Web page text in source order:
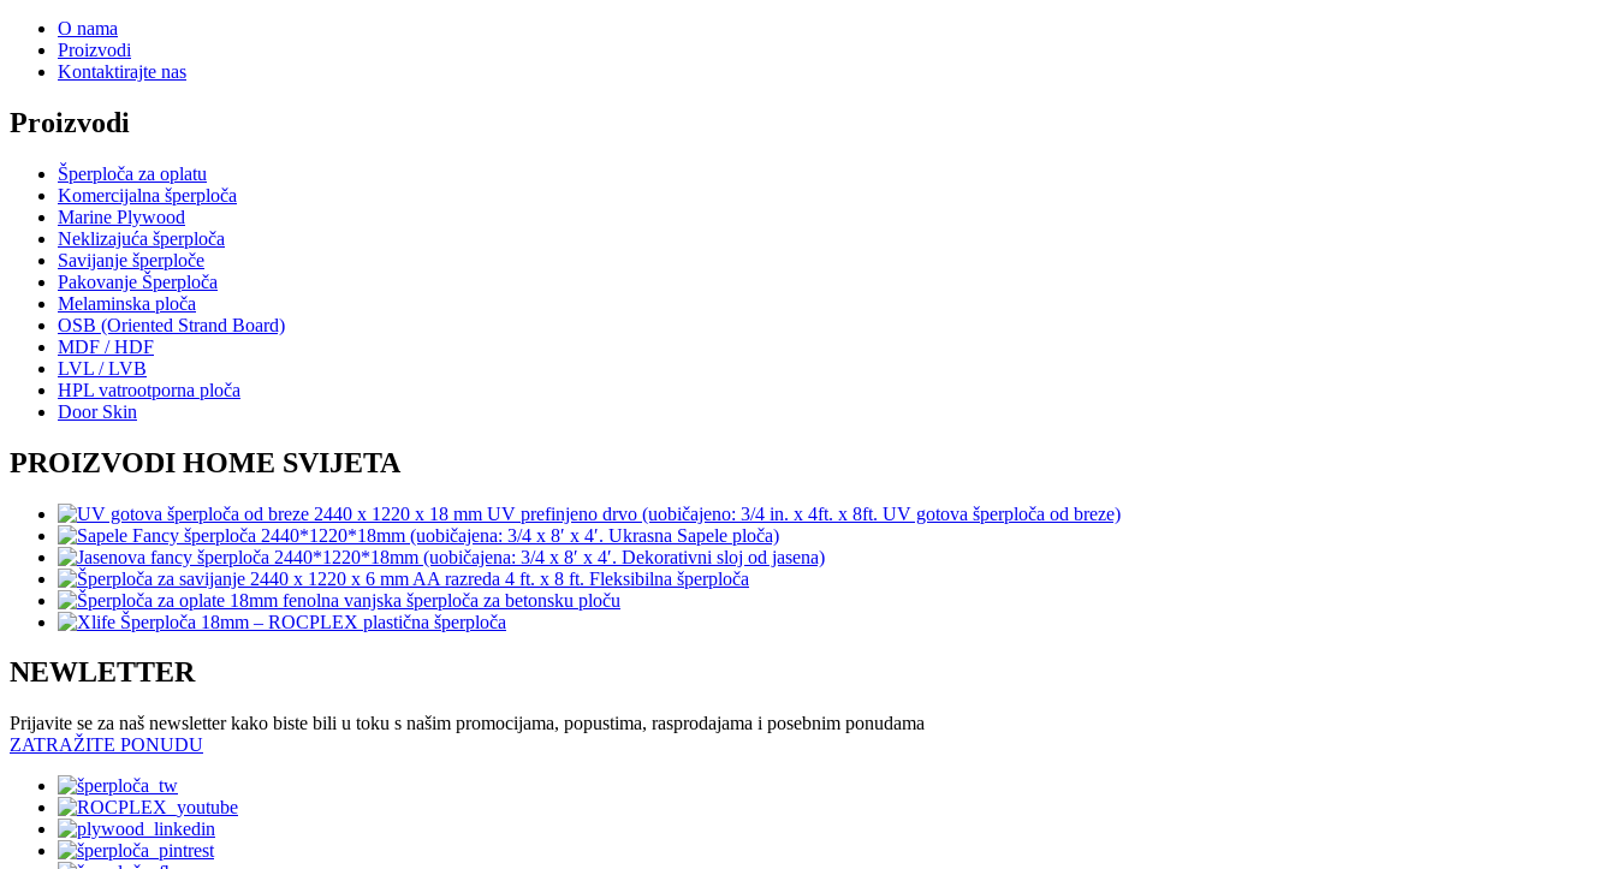
O nama
Proizvodi
Kontaktirajte nas
Proizvodi
Šperploča za oplatu
Komercijalna šperploča
Marine Plywood
Neklizajuća šperploča
Savijanje šperploče
Pakovanje Šperploča
Melaminska ploča
OSB (Oriented Strand Board)
MDF / HDF
LVL / LVB
HPL vatrootporna ploča
Door Skin
PROIZVODI HOME SVIJETA
NEWLETTER
Prijavite se za naš newsletter kako biste bili u toku s našim promocijama, popustima, rasprodajama i posebnim ponudama
ZATRAŽITE PONUDU